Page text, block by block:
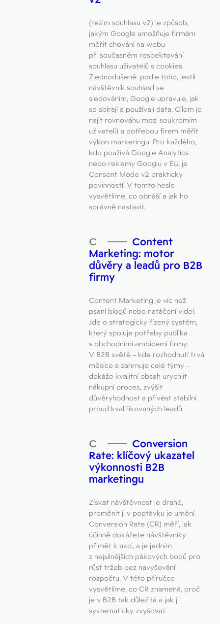
(režim souhlasu v2) je způsob,
jakým Google umožňuje firmám
měřit chování na webu
při současném respektování
souhlasu uživatelů s cookies.
Zjednodušeně: podle toho, jestli
návštěvník souhlasil se
sledováním, Google upravuje, jak
se sbírají a používají data. Cílem je
najít rovnováhu mezi soukromím
uživatelů a potřebou firem měřit
výkon marketingu. Pro každého,
kdo používá Google Analytics
nebo reklamy Googlu v EU, je
Consent Mode v2 prakticky
povinností. V tomto hesle
vysvětlíme, co obnáší a jak ho
správně nastavit.
Content
Marketing: motor
důvěry a leadů pro B2B
firmy
Content Marketing je víc než
psaní blogů nebo natáčení videí.
Jde o strategicky řízený systém,
který spojuje potřeby publika
s obchodními ambicemi firmy.
V B2B světě – kde rozhodnutí trvá
měsíce a zahrnuje celé týmy –
dokáže kvalitní obsah urychlit
nákupní proces, zvýšit
důvěryhodnost a přivést stabilní
proud kvalifikovaných leadů.
Conversion
Rate: klíčový ukazatel
výkonnosti B2B
marketingu
Získat návštěvnost je drahé,
proměnit ji v pop­távku je umění.
Conversion Rate (CR) měří, jak
účinně dokážete návštěvníky
přimět k akci, a je jedním
z nejsilnějších pákových bodů pro
růst tržeb bez navyšování
rozpočtu. V této příručce
vysvětlíme, co CR znamená, proč
je v B2B tak důležitá a jak ji
systematicky zvyšovat.